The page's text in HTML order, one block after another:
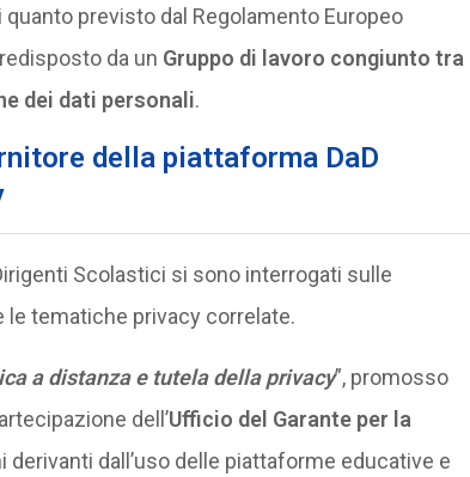
previsto dal Regolamento Europeo
da un Gruppo di lavoro congiunto tra
dei dati personali.
della piattaforma DaD
Scolastici si sono interrogati sulle
le tematiche privacy correlate.
a distanza e tutela della privacy”, promosso
dell’Ufficio del Garante per la
derivanti dall’uso delle piattaforme educative e